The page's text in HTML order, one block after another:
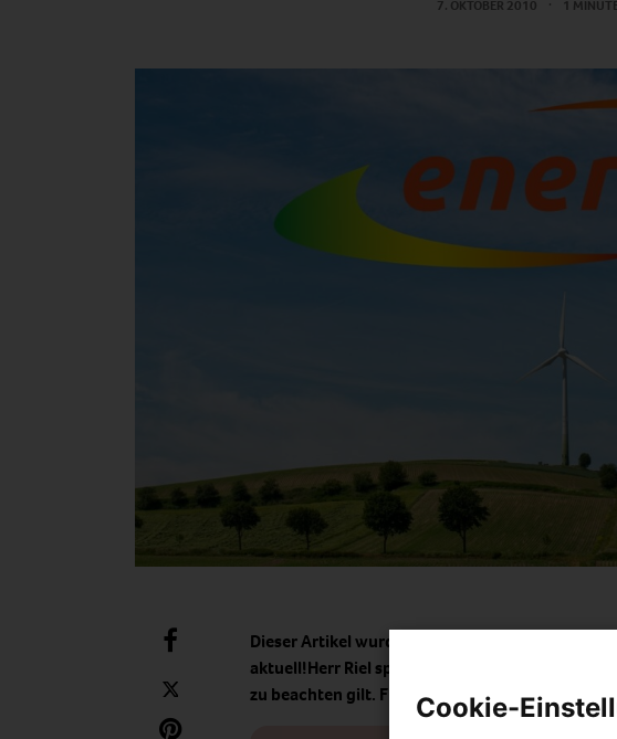
7. OKTOBER 2010 1
Dieser Artikel wurde am 7. Oktober 2010
aktuell!Herr Riel sprach mit uns darüber, was es
zu beachten gilt. Fragen…Cookie-